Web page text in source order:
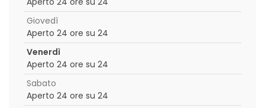
Giovedì
Aperto 24 ore su 24
Venerdì
Aperto 24 ore su 24
Sabato
Aperto 24 ore su 24